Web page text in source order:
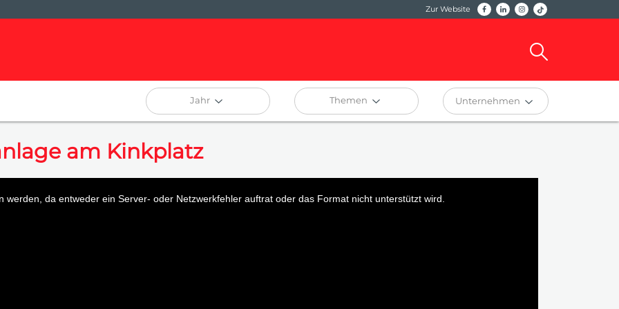
Zur Website
Jahr Themen Unternehmen
am Kinkplatz
werden, da entweder ein Server- oder Netzwerkfehler auftrat oder das Format nicht unterstützt wird.